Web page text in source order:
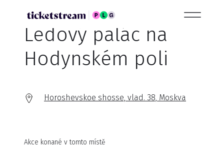
Ledový palác na
Hodynském poli
Horoshevskoe shosse, vlad. 38, Moskva
Akce konané v tomto místě